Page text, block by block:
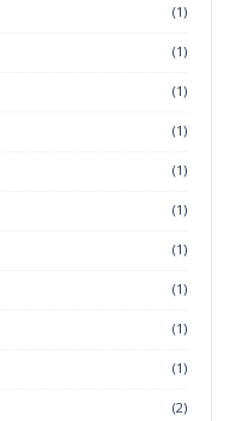
(1)
(1)
(1)
(1)
(1)
(1)
(1)
(1)
(1)
(1)
(2)